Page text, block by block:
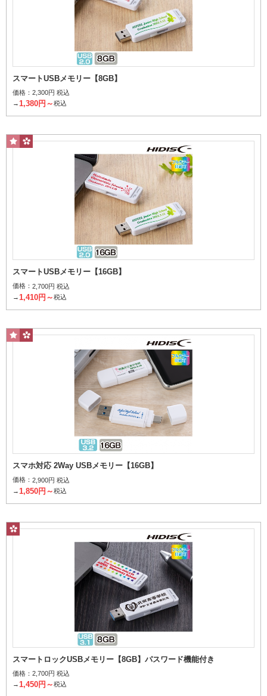
その他条件で探す
桜柄パッケージ
スマートUSBメモリー【8GB】
価格： 2,300円 税込
→1,380円～税込
スマートUSBメモリー【16GB】
価格： 2,700円 税込
→1,410円～税込
スマホ対応 2Way USBメモリー【16GB】
価格： 2,900円 税込
→ 1,850円～税込
スマートロックUSBメモリー【8GB】パスワード機能付き
価格： 2,700円 税込
→1,450円～税込